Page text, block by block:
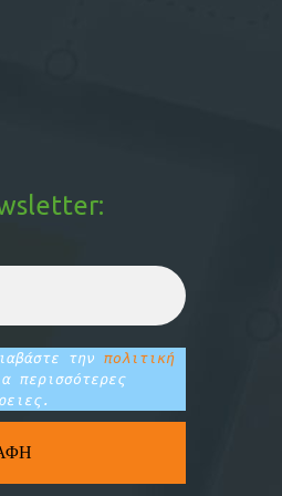
την πολιτική
περισσότερες